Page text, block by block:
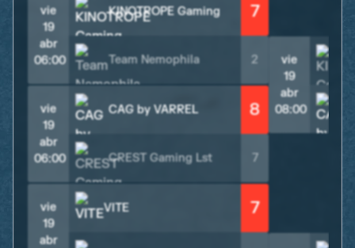
vie
19
abr
06:00
KINOTROPE Gaming 7
Team Nemophila 2
vie
19
abr
06:00
CAG by VARREL 8
CREST Gaming Lst 7
vie
19
abr
VITE 7
vie
19
abr
08:00